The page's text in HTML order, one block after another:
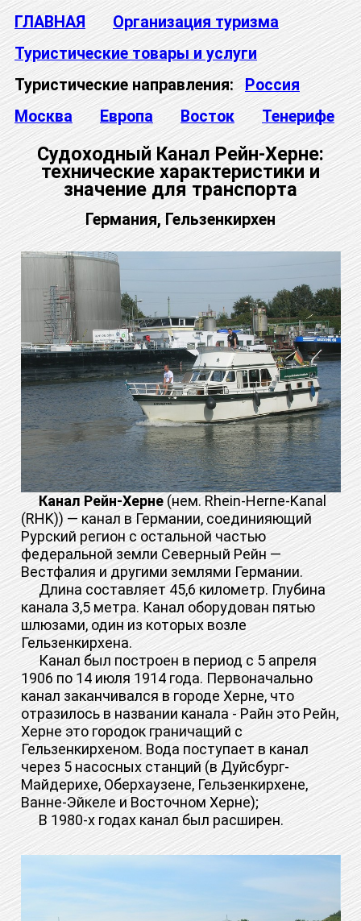
ГЛАВНАЯ
Организация туризма
Туристические товары и услуги
Туристические направления:
Россия
Москва
Европа Восток Тенерифе
Судоходный Канал Рейн-Херне:
технические характеристики и
значение для транспорта
Германия, Гельзенкирхен
Канал Рейн-Херне(нем. Rhein-Herne-Kanal
(RHK)) — канал в Германии, соединияющий
Рурский регион с остальной частью
федеральной земли Северный Рейн —
Вестфалия и другими землями Германии.
Длина составляет 45,6 километр. Глубина
канала 3,5 метра. Канал оборудован пятью
шлюзами, один из которых возле
Гельзенкирхена.
Канал был построен в период с 5 апреля
1906 по 14 июля 1914 года. Первоначально
канал заканчивался в городе Херне, что
отразилось в названии канала - Райн это Рейн,
Херне это городок граничащий с
Гельзенкирхеном. Вода поступает в канал
через 5 насосных станций (в Дуйсбург-
Майдерихе, Оберхаузене, Гельзенкирхене,
Ванне-Эйкеле и Восточном Херне);
В 1980-х годах канал был расширен.